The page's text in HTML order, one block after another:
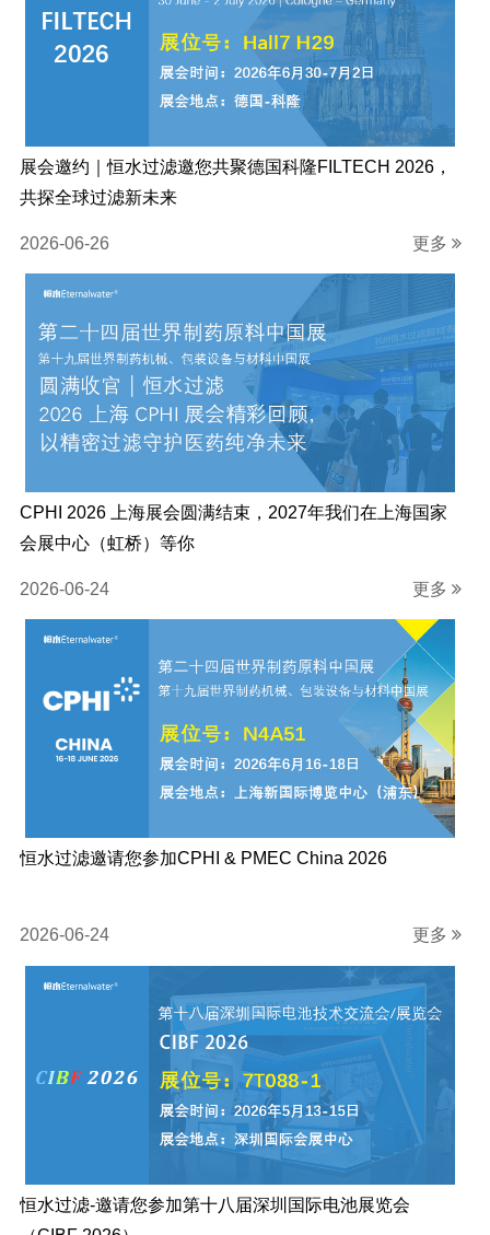
展会邀约｜恒水过滤邀您共聚德国科隆FILTECH 2026，
共探全球过滤新未来
2026-06-26 更多
CPHI 2026 上海展会圆满结束，2027年我们在上海国家
会展中心（虹桥）等你
2026-06-24 更多
恒水过滤邀请您参加CPHI & PMEC China 2026
2026-06-24 更多
恒水过滤-邀请您参加第十八届深圳国际电池展览会